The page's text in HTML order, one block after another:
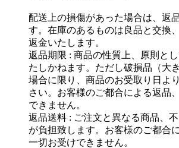
配送上の損傷があった場合は、返
す。在庫のあるものは良品と交換
返金いたします。
返品期限 : 商品の性質上、原則と
たしかねます。ただし破損品（大
場合に限り、商品のお受取り日よ
さい。お客様のご都合による返品
できません。
返品送料 : ご注文と異なる商品、
が負担致します。お客様のご都合
一切お受けできません。